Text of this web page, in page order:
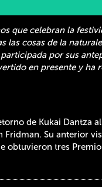
que celebran la
las cosas de la
por sus
en presente y ha
de Kukai Dantza
Fridman. Su anterior
obtuvieron tres